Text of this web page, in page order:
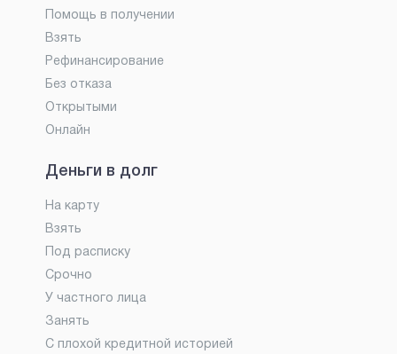
Помощь в получении
Взять
Рефинансирование
Без отказа
Открытыми
Онлайн
Деньги в долг
На карту
Взять
Под расписку
Срочно
У частного лица
Занять
С плохой кредитной историей